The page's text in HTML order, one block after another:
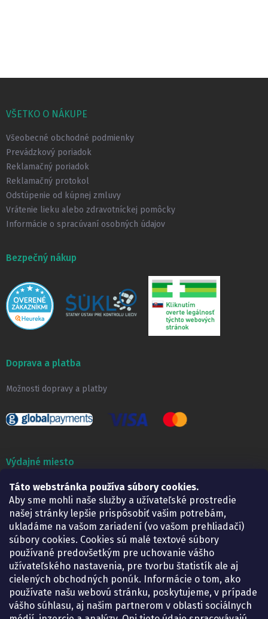
Táto webstránka používa súbory cookies.
Aby sme mohli naše služby a užívateľské prostredie
našej stránky lepšie prispôsobiť vašim potrebám,
ukladáme na vašom zariadení (vo vašom prehliadači)
súbory cookies. Cookies sú malé textové súbory
používané predovšetkým pre uchovanie vášho
užívateľského nastavenia, pre tvorbu štatistík ale aj
cielených obchodných ponúk. Informácie o tom, ako
používate našu webovú stránku, poskytujeme, v prípade
vášho súhlasu, aj našim partnerom v oblasti sociálnych
pVŠETKO O NÁKUPE
Všeobecné obchodné podmienky
Prevádzkový poriadok
Reklamačný poriadok
Reklamačný protokol
Odstúpenie od kúpnej zmluvy
Vrátenie lieku alebo zdravotníckej pomôcky
Informácie o spracúvaní osobných údajov
Bezpečný nákup
Doprava a platba
Možnosti dopravy a platby
Výdajné miesto
Lekáreň ADONAI
Košice – Smetanova 2
Pondelok:
07.30 – 15.30 h.
Utorok:
07.30 – 16.00 h.
Streda:
07.30 – 16.00 h.
Štvrtok:
07.30 – 15.30 h.
Piatok:
07.30 – 15.30 h.
KONTAKT
eshop@lekarenadonai.sk